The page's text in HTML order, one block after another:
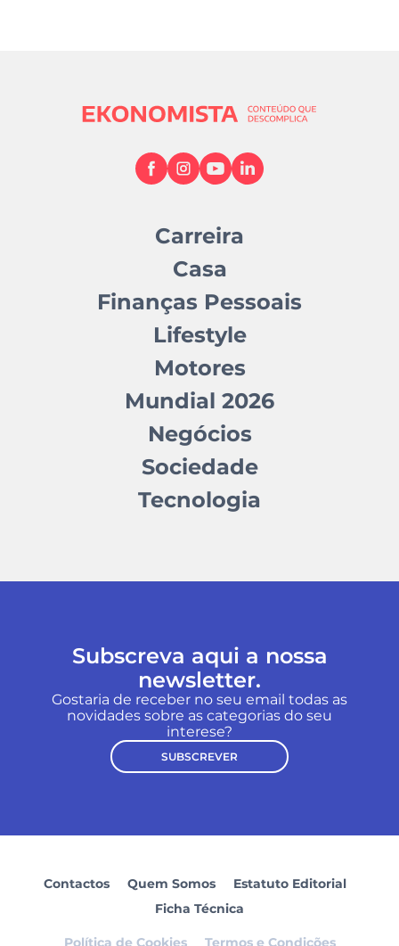
Carreira
Casa
Finanças Pessoais
Lifestyle
Motores
Mundial 2026
Negócios
Sociedade
Tecnologia
Subscreva aqui a nossa
newsletter.
Gostaria de receber no seu email todas as
novidades sobre as categorias do seu
interese?
SUBSCREVER
Contactos Quem Somos
Estatuto Editorial
Ficha Técnica
Política de Cookies Termos e Condições